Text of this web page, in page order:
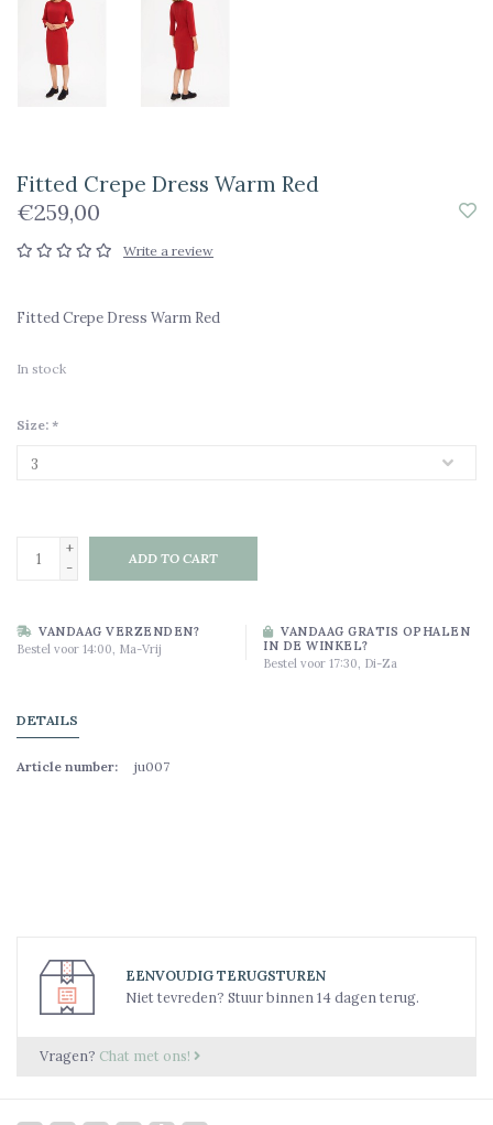
Fitted Crepe Dress Warm Red
€259,00
Write a review
Fitted Crepe Dress Warm Red
In stock
Size: *
+
-
ADD TO CART
VANDAAG VERZENDEN?
Bestel voor 14:00, Ma-Vrij
VANDAAG GRATIS OPHALEN
IN DE WINKEL?
Bestel voor 17:30, Di-Za
DETAILS
Article number: ju007
EENVOUDIG TERUGSTUREN
Niet tevreden? Stuur binnen 14 dagen terug.
Vragen? Chat met ons!